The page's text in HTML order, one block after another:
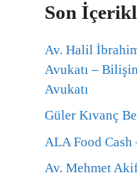
Son
Av. Halil
Avukatı –
Avukatı
Güler Kıvanç
ALA Food Cash
Av. Mehmet